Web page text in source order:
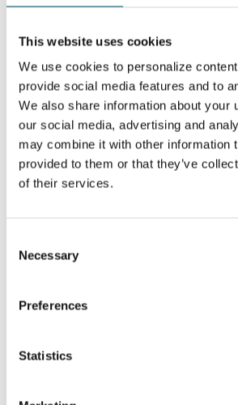
This website uses cookies
We use cookies to personalize
provide social media features and to
We also share information about your
our social media, advertising and
may combine it with other information
provided to them or that they’ve
of their services.
Selection
Necessary
Preferences
Statistics
maquinário.
Conclusão
Melhorar o desempenho ao longo da vida
comprar a máquina certa — é planejar peças
conhecimento e upgrades. Com a
certa, você maximizará disponibilidade,
Related Posts:
Por que o tempo
de atividade é sua
arma secreta para
Por que adotar a
automação do
processamento
de vidro
QUER SABER MAIS?
Email: